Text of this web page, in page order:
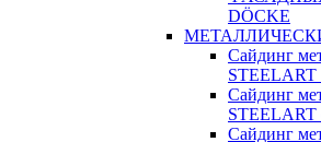
DÖCKE
Сайдинг
STEELART
Сайдинг
STEELART
Сайдинг